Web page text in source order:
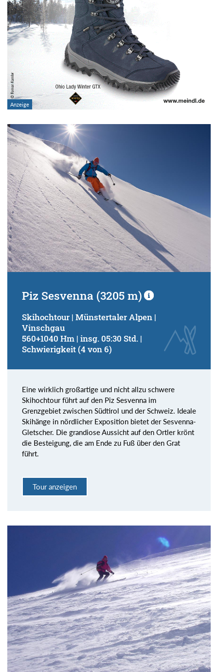
Piz Sesvenna (3205 m)
Skihochtour | Münstertaler Alpen |
Vinschgau
560+1040 Hm | insg. 05:30 Std. |
Schwierigkeit (4 von 6)
Eine wirklich großartige und nicht allzu schwere
Skihochtour führt auf den Piz Sesvenna im
Grenzgebiet zwischen Südtirol und der Schweiz. Ideale
Skihänge in nördlicher Exposition bietet der Sesvenna-
Gletscher. Die grandiose Aussicht auf den Ortler krönt
die Besteigung, die am Ende zu Fuß über den Grat
führt.
Tour anzeigen